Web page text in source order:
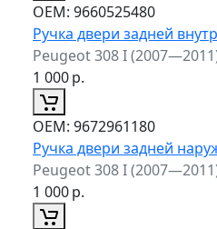
ОЕМ: 9660525480
Ручка двери задней
Peugeot 308 I
1 000р.
ОЕМ: 9672961180
Ручка двери задней
Peugeot 308 I
1 000р.